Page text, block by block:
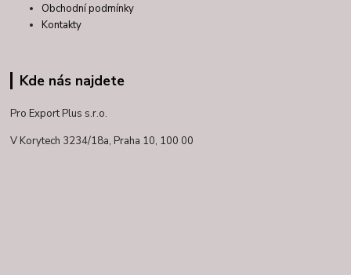
Obchodní podmínky
Kontakty
Kde nás najdete
Pro Export Plus s.r.o.
V Korytech 3234/18a, Praha 10, 100 00